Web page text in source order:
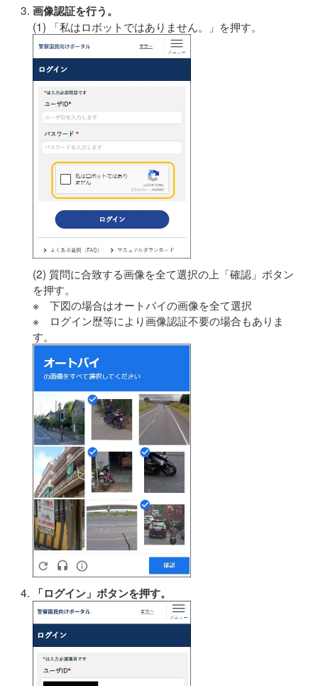
画像認証を行う。
(1) 「私はロボットではありません。」を押す。
(2) 質問に合致する画像を全て選択の上「確認」ボタン
を押す。
※ 下図の場合はオートバイの画像を全て選択
※ ログイン歴等により画像認証不要の場合もありま
す。
「ログイン」ボタンを押す。